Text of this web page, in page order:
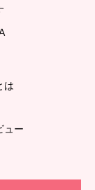
は
ュー